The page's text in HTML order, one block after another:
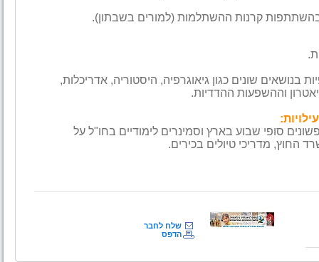
קרנות ההשתלמות (למורים בשבתון).
בנושאים שונים כגון גיאוגרפיה, היסטוריה, אדריכלות,
וההשפעות ההדדיות.
סופי שבוע בארץ וסמינרים לימודיים בחו"ל על
החוץ, מדריכי טיולים בכירים.
שלח לחבר
הדפס